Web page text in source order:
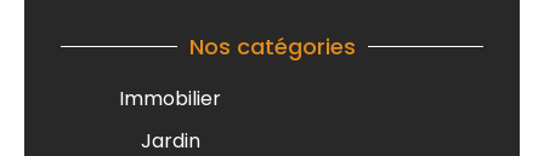
Nos catégories
Immobilier
Jardin